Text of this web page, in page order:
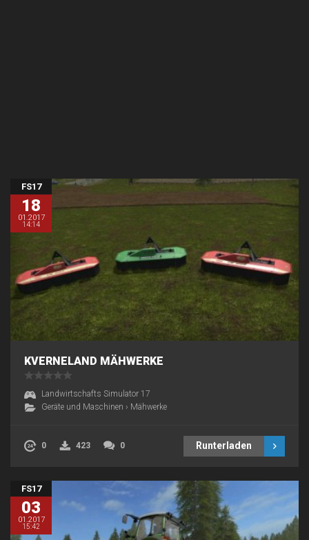
FS17
18
01.2017
14:14
KVERNELAND MÄHWERKE
Landwirtschafts Simulator 17
Geräte und Maschinen › Mähwerke
0 423 0 Runterladen
FS17
03
01.2017
15:42